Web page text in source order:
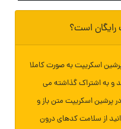
رایگان است؟
اسکریپت به صورت کاملا
و به اشتراک گذاشته می
پرشین اسکریپت متن باز و
از سلامت کدهای درون